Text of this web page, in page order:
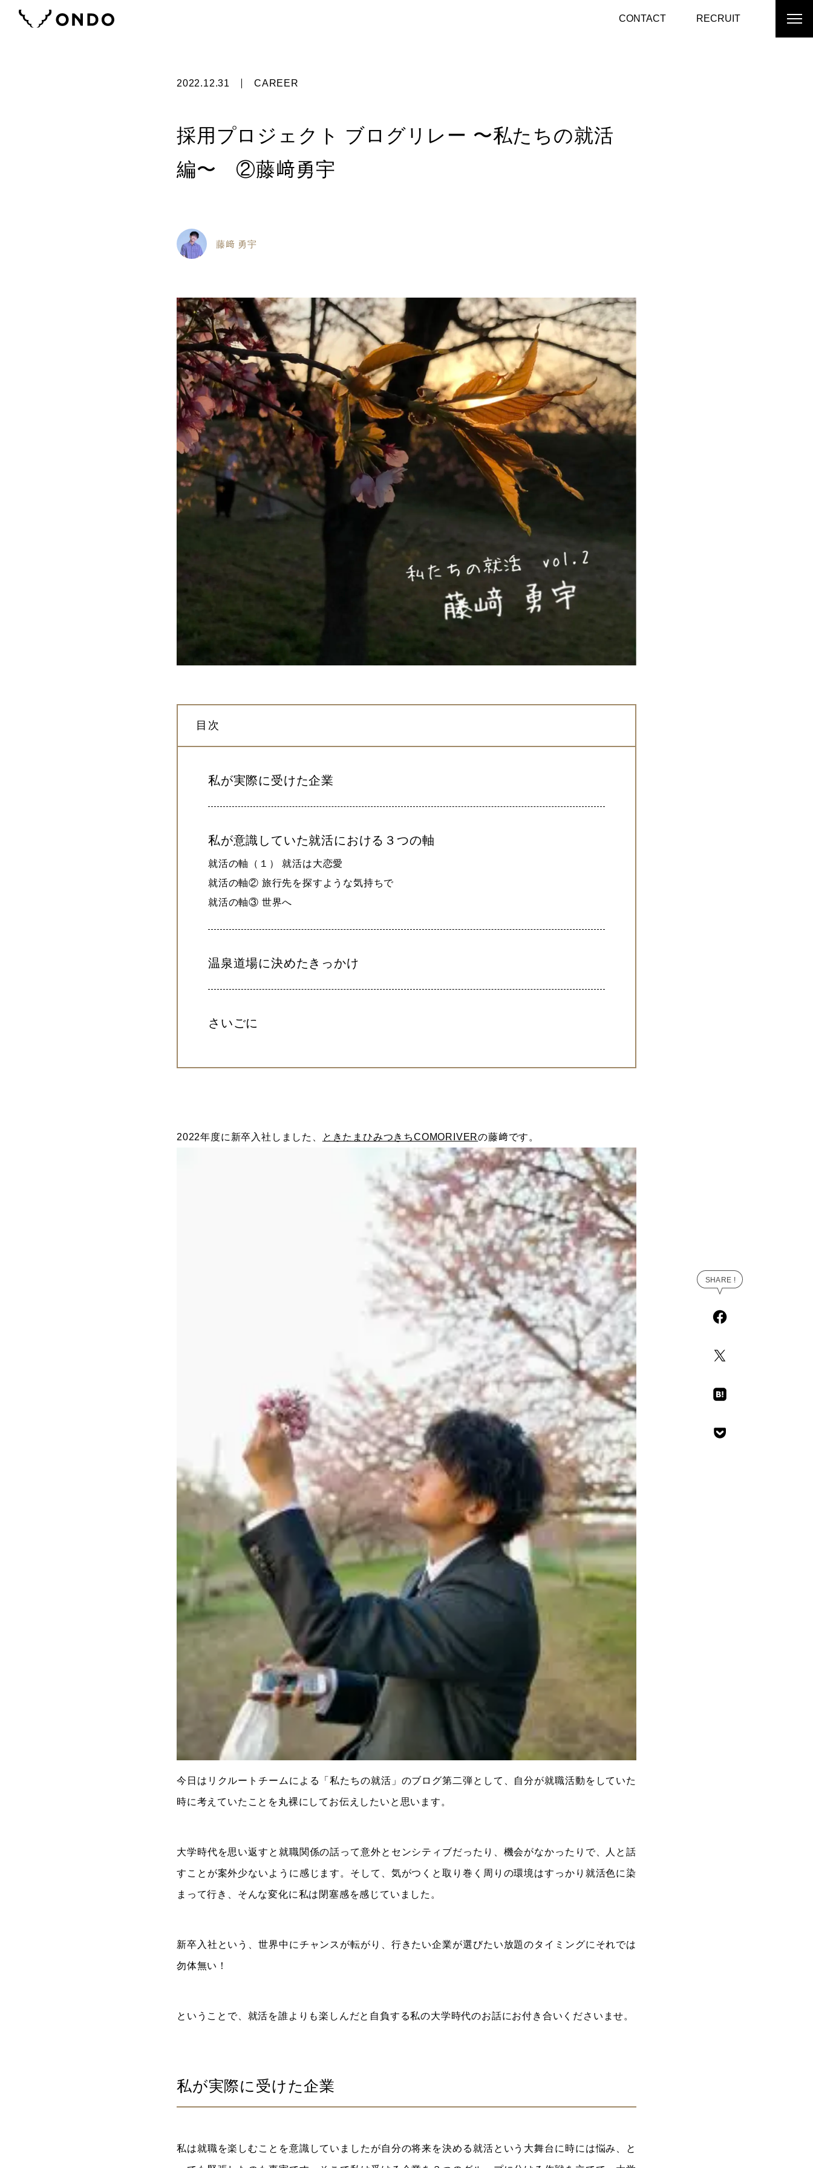
CONTACT RECRUIT
2022.12.31 CAREER
採用プロジェクト ブログリレー 〜私たちの就活
編〜 ②藤﨑勇宇
藤﨑 勇宇
目次
私が実際に受けた企業
私が意識していた就活における３つの軸
就活の軸（１） 就活は大恋愛
就活の軸② 旅行先を探すような気持ちで
就活の軸③ 世界へ
温泉道場に決めたきっかけ
さいごに
2022年度に新卒入社しました、 ときたまひみつきちCOMORIVERの藤﨑です。
今日はリクルートチームによる「私たちの就活」のブログ第二弾として、自分が就職活動をしていた
時に考えていたことを丸裸にしてお伝えしたいと思います。
大学時代を思い返すと就職関係の話って意外とセンシティブだったり、機会がなかったりで、人と話
すことが案外少ないように感じます。そして、気がつくと取り巻く周りの環境はすっかり就活色に染
まって行き、そんな変化に私は閉塞感を感じていました。
新卒入社という、世界中にチャンスが転がり、行きたい企業が選びたい放題のタイミングにそれでは
勿体無い！
ということで、就活を誰よりも楽しんだと自負する私の大学時代のお話にお付き合いくださいませ。
私が実際に受けた企業
私は就職を楽しむことを意識していましたが自分の将来を決める就活という大舞台に時には悩み、と